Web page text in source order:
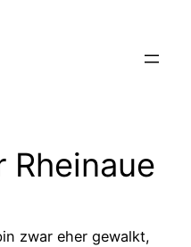
Rheinaue
zwar eher gewalkt,